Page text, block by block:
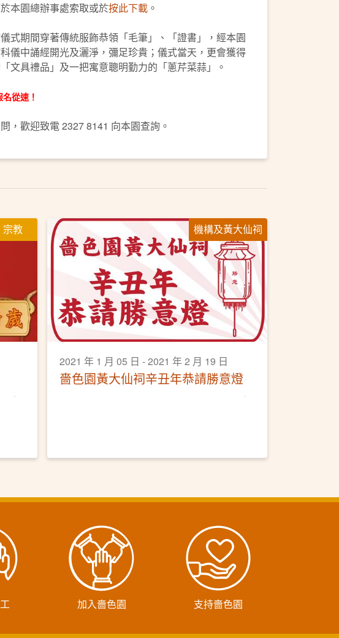
本園總辦事處索取或於按此下載 。
式期間穿著傳統服飾恭領「毛筆」、「證書」，經本園
儀中誦經開光及灑淨，彌足珍貴；儀式當天，更會獲得
文具禮品」及一把寓意聰明勤力的「蔥芹菜蒜」。
從速！
，歡迎致電 2327 8141 向本園查詢。
宗教 機構及黃大仙祠
2021 年 1 月 05 日 - 2021 年 2 月 19 日
嗇色園黃大仙祠辛丑年恭請勝意燈
加入嗇色園 支持嗇色園